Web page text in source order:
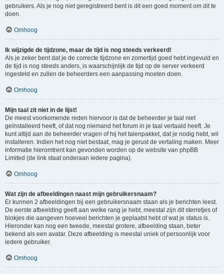
gebruikers. Als je nog niet geregistreerd bent is dit een goed moment om dit te
doen.
Omhoog
Ik wijzigde de tijdzone, maar de tijd is nog steeds verkeerd!
Als je zeker bent dat je de correcte tijdzone en zomertijd goed hebt ingevuld en
de tijd is nog steeds anders, is waarschijnlijk de tijd op de server verkeerd
ingesteld en zullen de beheerders een aanpassing moeten doen.
Omhoog
Mijn taal zit niet in de lijst!
De meest voorkomende reden hiervoor is dat de beheerder je taal niet
geïnstalleerd heeft, of dat nog niemand het forum in je taal vertaald heeft. Je
kunt altijd aan de beheerder vragen of hij het talenpakket, dat je nodig hebt, wil
installeren. Indien het nog niet bestaat, mag je gerust de vertaling maken. Meer
informatie hieromtrent kan gevonden worden op de website van phpBB
Limited (de link staat onderaan iedere pagina).
Omhoog
Wat zijn de afbeeldingen naast mijn gebruikersnaam?
Er kunnen 2 afbeeldingen bij een gebruikersnaam staan als je berichten leest.
De eerste afbeelding geeft aan welke rang je hebt, meestal zijn dit sterretjes of
blokjes die aangeven hoeveel berichten je geplaatst hebt of wat je status is.
Hieronder kan nog een tweede, meestal grotere, afbeelding staan, beter
bekend als een avatar. Deze afbeelding is meestal uniek of persoonlijk voor
iedere gebruiker.
Omhoog